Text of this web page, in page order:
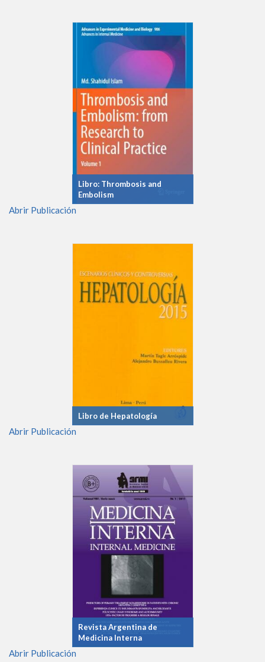
Libro: Thrombosis and
Embolism
Abrir Publicación
Libro de Hepatología
Abrir Publicación
Revista Argentina de
Medicina Interna
Abrir Publicación